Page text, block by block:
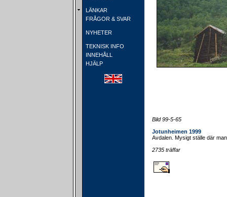
LÄNKAR
FRÅGOR & SVAR
NYHETER
TEKNISK INFO
INNEHÅLL
HJÄLP
Bild 99-5-65
Jotunheimen 1999
Avdalen. Mysigt ställe där
2735 träffar